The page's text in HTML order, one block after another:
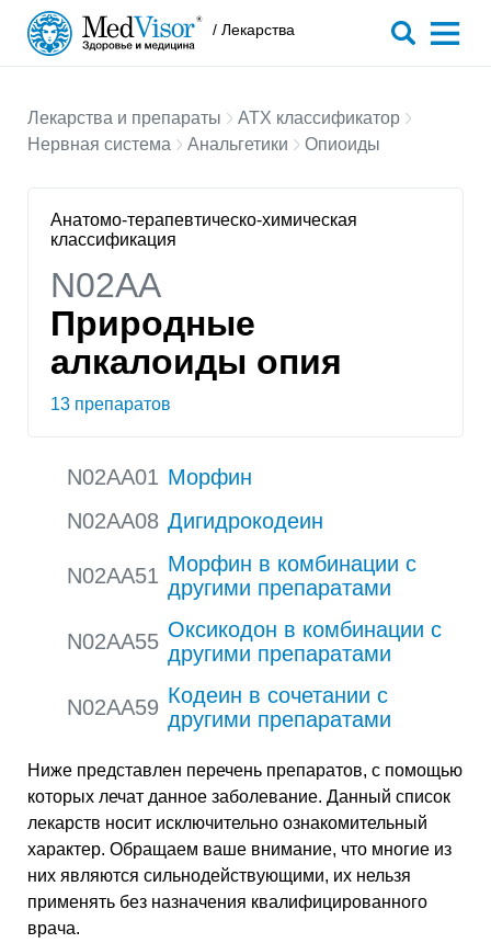
/ Лекарства
Лекарства и препараты
АТХ классификатор
Нервная система
Анальгетики Опиоиды
Анатомо-терапевтическо-химическая
классификация
N02AA
Природные
алкалоиды опия
13 препаратов
N02AA01 Морфин
N02AA08 Дигидрокодеин
N02AA51 Морфин в комбинации с
другими препаратами
N02AA55 Оксикодон в комбинации с
другими препаратами
N02AA59 Кодеин в сочетании с
другими препаратами
Ниже представлен перечень препаратов, с помощью
которых лечат данное заболевание. Данный список
лекарств носит исключительно ознакомительный
характер. Обращаем ваше внимание, что многие из
них являются сильнодействующими, их нельзя
применять без назначения квалифицированного
врача.